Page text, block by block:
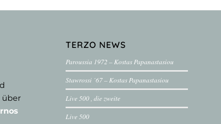
über
TERZO NEWS
Paroussia 1972 – Kostas Papanastasiou
Stawrossi ´67 – Kostas Papanastasiou
Live 500 , die zweite
Live 500